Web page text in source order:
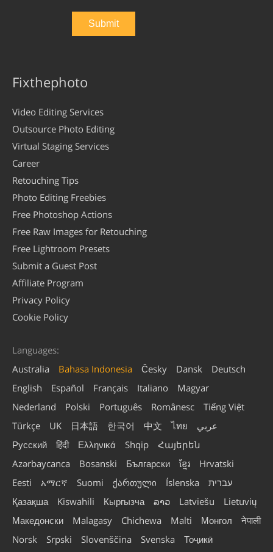
Fixthephoto
Video Editing Services
Outsource Photo Editing
Virtual Staging Services
Career
Retouching Tips
Photo Editing Freebies
Free Photoshop Actions
Free Raw Images for Retouching
Free Lightroom Presets
Submit a Guest Post
Affiliate Program
Privacy Policy
Cookie Policy
Languages:
Australia
Bahasa Indonesia Česky Dansk
Deutsch
English
Español Français Italiano
Magyar
Nederland
Polski Português Românesc
Tiếng Việt
Türkçe
UK 日本語 한국어 中文 ไทย
عربي
Русский
हिंदी Ελληνικά Shqip
Հայերեն
Azərbaycanca
Bosanski Български ខ្មែរ
Hrvatski
Eesti
አማርኛ Suomi ქართული Íslenska
עברית
Қазақша
Kiswahili Кыргызча ລາວ Latviešu
Lietuvių
Македонски
Malagasy Chichewa Malti Монгол
नेपाली
Norsk
Srpski Slovenščina Svenska Тоҷикӣ